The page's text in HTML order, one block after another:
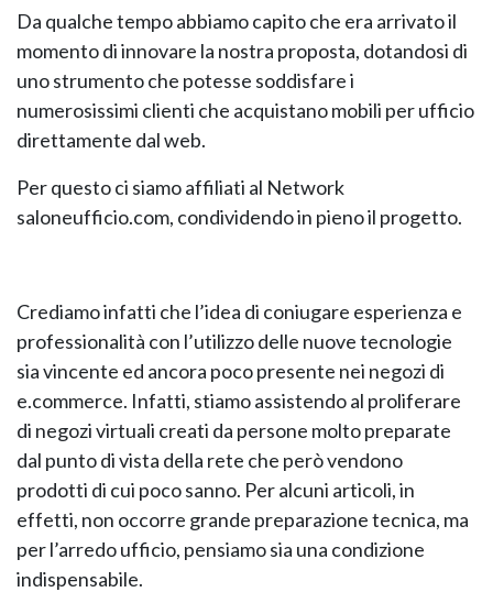
GIANO WOOD –
TWIST –
Da qualche tempo abbiamo capito che era arrivato il
momento di innovare la nostra proposta, dotandosi di
uno strumento che potesse soddisfare i
numerosissimi clienti che acquistano mobili per ufficio
direttamente dal web.
Per questo ci siamo affiliati al Network
saloneufficio.com, condividendo in pieno il progetto.
Crediamo infatti che l’idea di coniugare esperienza e
professionalità con l’utilizzo delle nuove tecnologie
sia vincente ed ancora poco presente nei negozi di
e.commerce. Infatti, stiamo assistendo al proliferare
di negozi virtuali creati da persone molto preparate
dal punto di vista della rete che però vendono
prodotti di cui poco sanno. Per alcuni articoli, in
effetti, non occorre grande preparazione tecnica, ma
per l’arredo ufficio, pensiamo sia una condizione
indispensabile.